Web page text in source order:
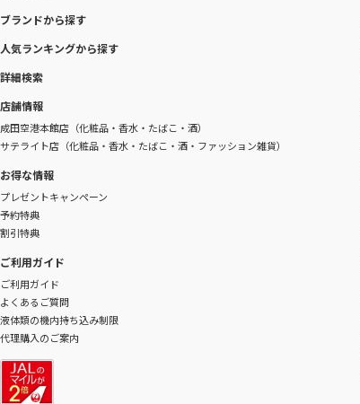
ブランドから探す
人気ランキングから探す
詳細検索
店舗情報
成田空港本館店（化粧品・香水・たばこ・酒）
サテライト店（化粧品・香水・たばこ・酒・ファッション雑貨）
お得な情報
プレゼントキャンペーン
予約特典
割引特典
ご利用ガイド
ご利用ガイド
よくあるご質問
液体類の機内持ち込み制限
代理購入のご案内